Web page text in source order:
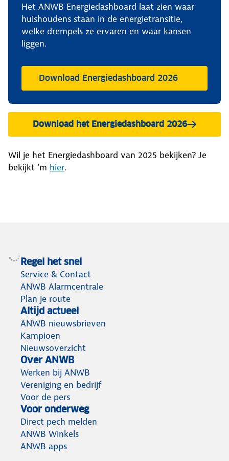
Het ANWB Energiedashboard laat zien waar
huishoudens staan in de energietransitie,
welke drempels ze ervaren en waar kansen
liggen.
Download Energiedashboard 2026
Download het Energiedashboard 2026
Wil je het Energiedashboard van 2025 bekijken? Je
bekijkt 'm hier.
Regel het snel
Service & Contact
ANWB Alarmcentrale
Plan je route
Altijd actueel
ANWB nieuwsbrieven
Kampioen
Nieuwsoverzicht
Over ANWB
Werken bij ANWB
Vereniging en bedrijf
Voor de pers
Voor onderweg
Direct pech melden
ANWB Winkels
ANWB apps